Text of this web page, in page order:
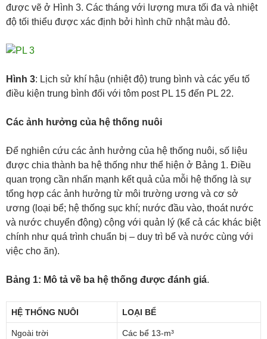
được vẽ ở Hình 3. Các tháng với lượng mưa tối đa và nhiệt
độ tối thiểu được xác định bởi hình chữ nhật màu đỏ.
Hình 3: Lịch sử khí hậu (nhiệt độ) trung bình và các yếu tố
điều kiện trung bình đối với tôm post PL 15 đến PL 22.
Các ảnh hưởng của hệ thống nuôi
Để nghiên cứu các ảnh hưởng của hệ thống nuôi, số liệu
được chia thành ba hệ thống như thể hiện ở Bảng 1. Điều
quan trọng cần nhấn mạnh kết quả của mỗi hệ thống là sự
tổng hợp các ảnh hưởng từ môi trường ương và cơ sở
ương (loại bể; hệ thống sục khí; nước đầu vào, thoát nước
và nước chuyển động) cộng với quản lý (kể cả các khác biệt
chính như quá trình chuẩn bị – duy trì bể và nước cùng với
việc cho ăn).
Bảng 1: Mô tả về ba hệ thống được đánh giá.
HỆ THỐNG NUÔI LOẠI BỂ
Ngoài trời Các bể 13-m³